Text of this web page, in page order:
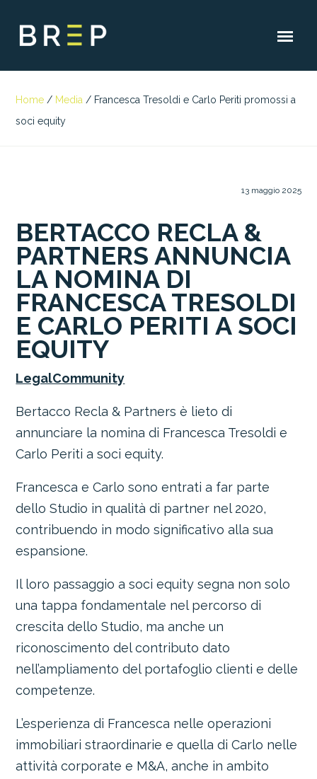
Home / Media / Francesca Tresoldi e Carlo Periti promossi a
soci equity
13 maggio 2025
BERTACCO RECLA &
PARTNERS ANNUNCIA
LA NOMINA DI
FRANCESCA TRESOLDI
E CARLO PERITI A SOCI
EQUITY
LegalCommunity
Bertacco Recla & Partners è lieto di
annunciare la nomina di Francesca Tresoldi e
Carlo Periti a soci equity.
Francesca e Carlo sono entrati a far parte
dello Studio in qualità di partner nel 2020,
contribuendo in modo significativo alla sua
espansione.
Il loro passaggio a soci equity segna non solo
una tappa fondamentale nel percorso di
crescita dello Studio, ma anche un
riconoscimento del contributo dato
nell’ampliamento del portafoglio clienti e delle
competenze.
L’esperienza di Francesca nelle operazioni
immobiliari straordinarie e quella di Carlo nelle
attività corporate e M&A, anche in ambito